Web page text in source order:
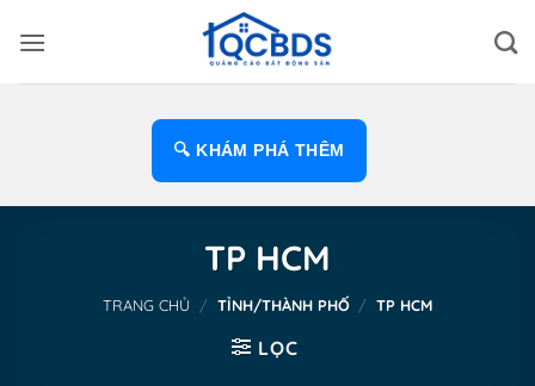
qua
🔍 KHÁM PHÁ THÊM
TP HCM
TRANG CHỦ / TỈNH/THÀNH PHỐ / TP HCM
LỌC